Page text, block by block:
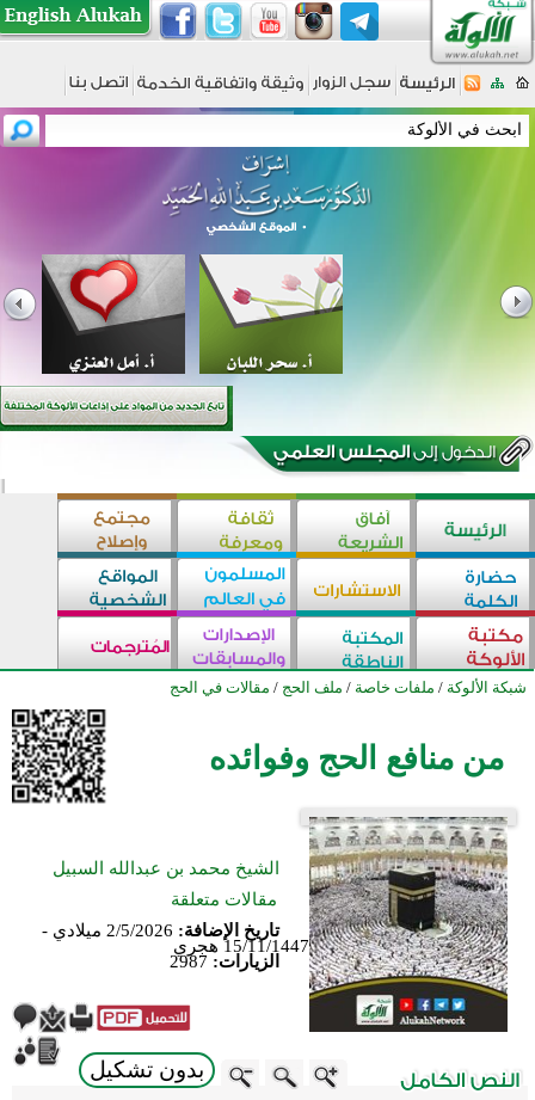
شبكة الألوكة / ملفات خاصة / ملف الحج / مقالات في الحج
من منافع الحج وفوائده
الشيخ محمد بن عبدالله السبيل
مقالات متعلقة
تاريخ الإضافة:
2/5/2026 ميلادي -
15/11/1447 هجري
الزيارات: 2987
بدون تشكيل